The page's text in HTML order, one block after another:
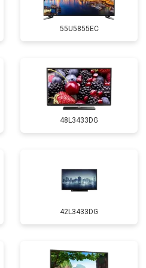
55U5855EC
48L3433DG
42L3433DG